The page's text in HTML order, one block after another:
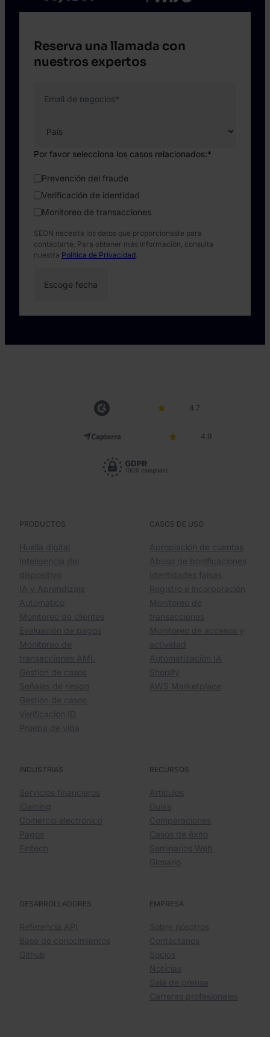
Reserva una llamada con
nuestros expertos
Email de negocios*
Por favor selecciona los casos relacionados:*
Prevención del fraude
Verificación de identidad
Monitoreo de transacciones
SEON necesita los datos que proporcionaste para
contactarte. Para obtener más información, consulta
nuestra Política de Privacidad
4.7
4.9
PRODUCTOS
Huella digital
Inteligencia del
dispositivo
IA y Aprendizaje
Automático
Monitoreo de clientes
Evaluación de pagos
Monitoreo de
transacciones AML
Gestión de casos
Señales de riesgo
Gestión de casos
Verificación ID
Prueba de vida
CASOS DE USO
Apropiación de cuentas
Abuso de bonificaciones
Identidades falsas
Registro e incorporación
Monitoreo de
transacciones
Monitoreo de accesos y
actividad
Automatización IA
Shopify
AWS Marketplace
INDUSTRIAS
Servicios financieros
iGaming
Comercio electrónico
Pagos
Fintech
RECURSOS
Artículos
Guías
Comparaciones
Casos de éxito
Seminarios Web
Glosario
DESARROLLADORES
Referencia API
Base de conocimientos
Github
EMPRESA
Sobre nosotros
Contáctanos
Socios
Notícias
Sala de prensa
Carreras profesionales